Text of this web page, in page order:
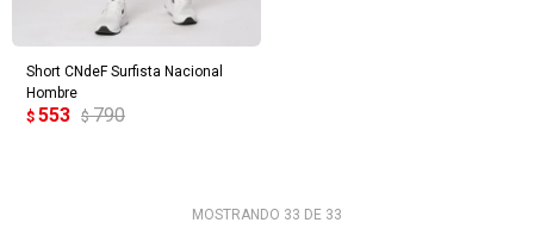
Short CNdeF Surfista Nacional
Hombre
$ 553 $ 790
MOSTRANDO 33 DE 33